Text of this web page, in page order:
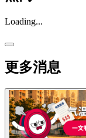
Loading...
更多消息